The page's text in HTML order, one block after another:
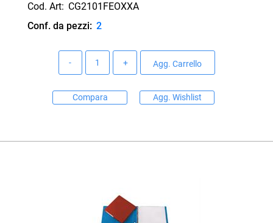
Cod. Art: CG2101FEOXXA
Conf. da pezzi: 2
Agg. Carrello
Compara Agg. Wishlist